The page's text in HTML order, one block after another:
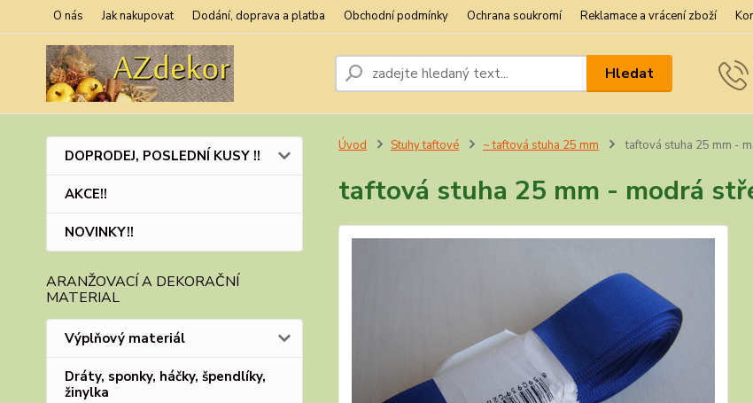
O nás Jak nakupovat Dodání, doprava a platba Obchodní podmínky Ochrana soukromí Reklamace a vrácení zboží
Hledat
DOPRODEJ, POSLEDNÍ KUSY !!
AKCE!!
NOVINKY!!
ARANŽOVACÍ A DEKORAČNÍ
MATERIAL
Výplňový materiál
Dráty, sponky, háčky, špendlíky,
žinylka
Úvod Stuhy taftové ~ taftová stuha 25 mm taftová stuha 25 mm -
taftová stuha 25 mm - modrá